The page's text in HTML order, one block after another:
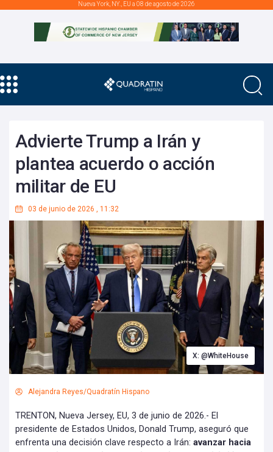
Nueva York, NY., EU a 08 de agosto de 2026
Advierte Trump a Irán y
plantea acuerdo o acción
militar de EU
03 de junio de 2026 , 11:32
X: @WhiteHouse
Alejandra Reyes/Quadratín Hispano
TRENTON, Nueva Jersey, EU, 3 de junio de 2026.- El
presidente de Estados Unidos, Donald Trump, aseguró que
enfrenta una decisión clave respecto a Irán: avanzar hacia